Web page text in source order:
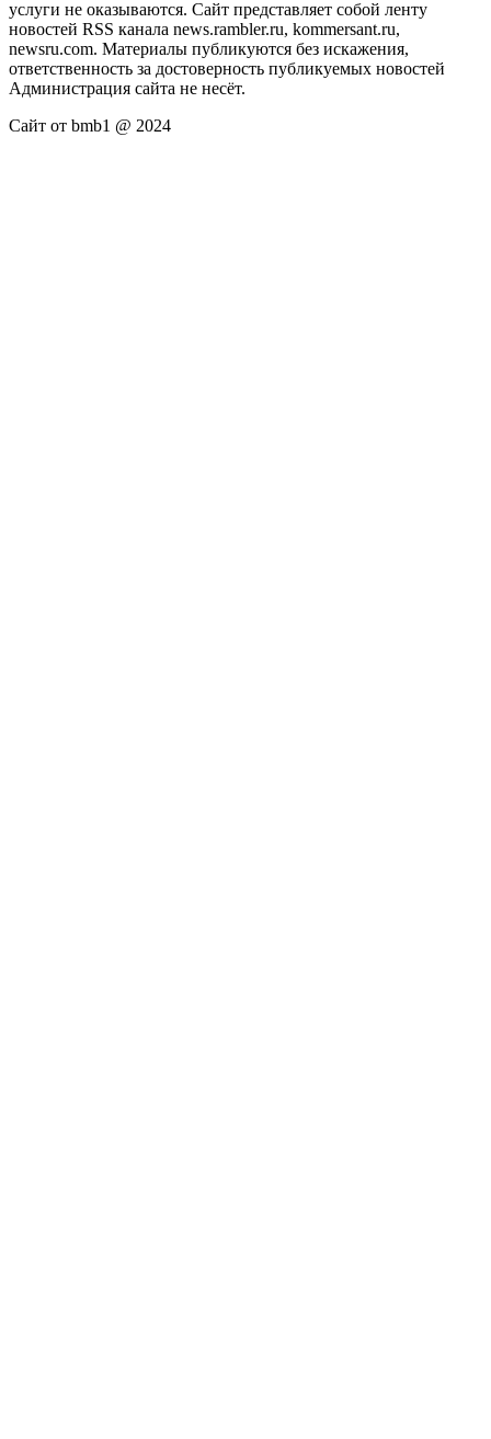
услуги не оказываются. Сайт представляет собой ленту
новостей RSS канала news.rambler.ru, kommersant.ru,
newsru.com. Материалы публикуются без искажения,
ответственность за достоверность публикуемых новостей
Администрация сайта не несёт.
Сайт от bmb1 @ 2024